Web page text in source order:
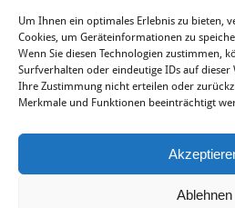
Um Ihnen ein optimales Erlebnis zu bieten,
Cookies, um Geräteinformationen zu
Wenn Sie diesen Technologien zustimmen,
Surfverhalten oder eindeutige IDs auf dieser
Ihre Zustimmung nicht erteilen oder
Merkmale und Funktionen beeinträchtigt
Ablehnen